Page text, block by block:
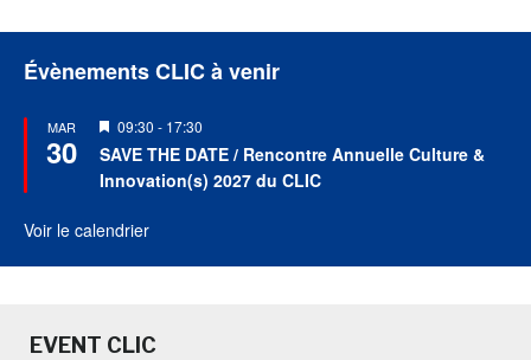
Évènements CLIC à venir
MAR
30
Mis
en
avant
09:30 - 17:30
SAVE THE DATE / Rencontre Annuelle Culture &
Innovation(s) 2027 du CLIC
Voir le calendrier
EVENT CLIC